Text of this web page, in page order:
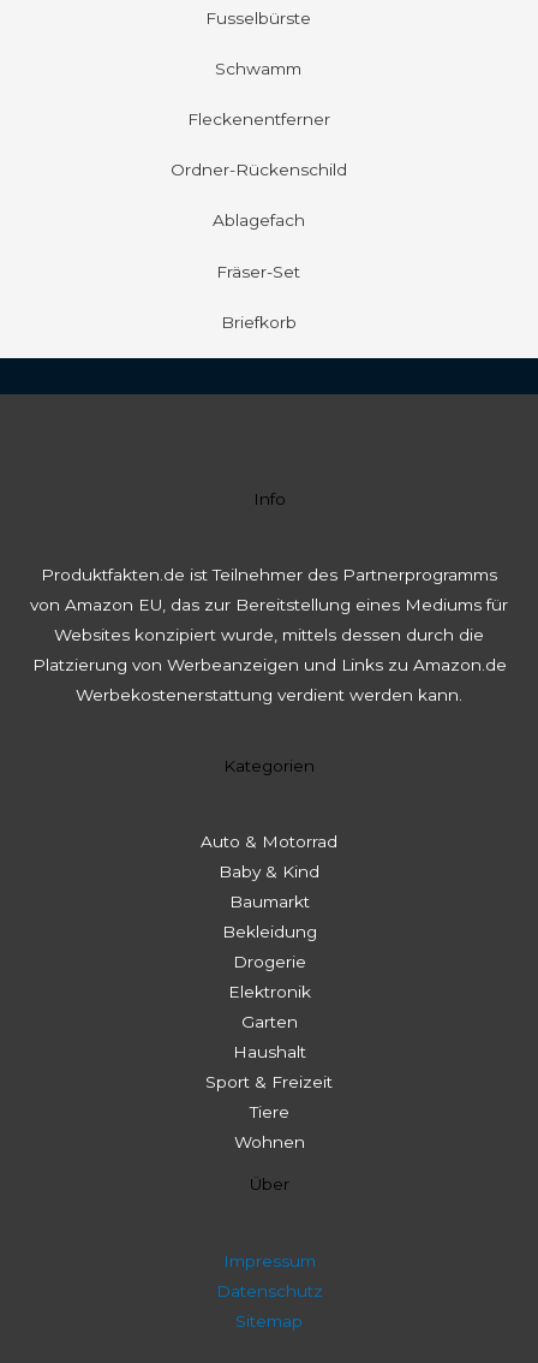
Fusselbürste
Schwamm
Fleckenentferner
Ordner-Rückenschild
Ablagefach
Fräser-Set
Briefkorb
Info
Produktfakten.de ist Teilnehmer des Partnerprogramms
von Amazon EU, das zur Bereitstellung eines Mediums für
Websites konzipiert wurde, mittels dessen durch die
Platzierung von Werbeanzeigen und Links zu Amazon.de
Werbekostenerstattung verdient werden kann.
Kategorien
Auto & Motorrad
Baby & Kind
Baumarkt
Bekleidung
Drogerie
Elektronik
Garten
Haushalt
Sport & Freizeit
Tiere
Wohnen
Über
Impressum
Datenschutz
Sitemap